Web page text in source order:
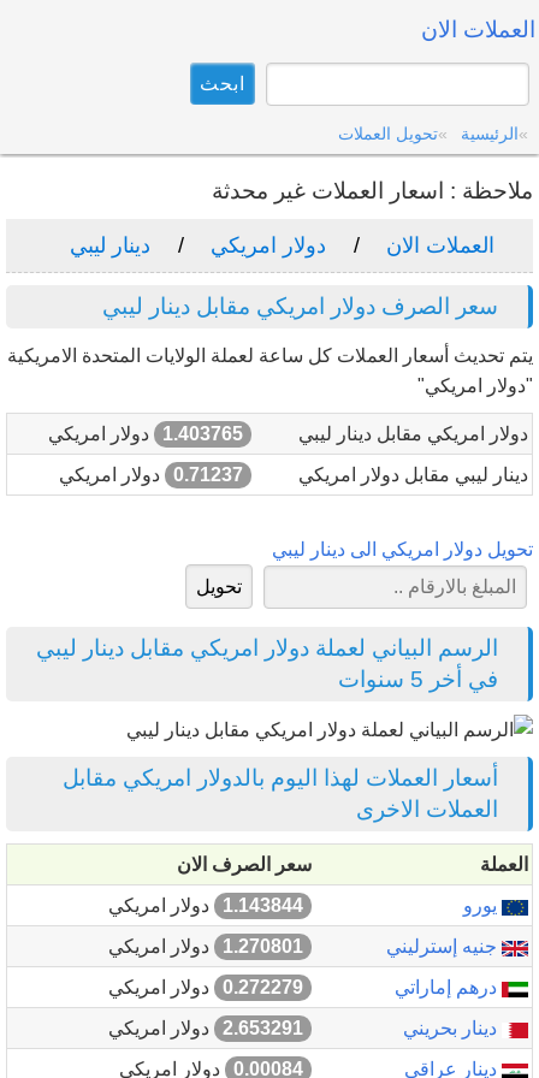
العملات الان
الرئيسية تحويل العملات
ملاحظة : اسعار العملات غير محدثة
العملات الان دولار امريكي دينار ليبي
سعر الصرف دولار امريكي مقابل دينار ليبي
يتم تحديث أسعار العملات كل ساعة لعملة الولايات المتحدة الامريكية
"دولار امريكي"
دولار امريكي مقابل دينار ليبي 1.403765
دولار امريكي
دينار ليبي مقابل دولار امريكي
0.71237 دولار امريكي
تحويل دولار امريكي الى دينار ليبي
الرسم البياني لعملة دولار امريكي مقابل دينار ليبي
في أخر 5 سنوات
أسعار العملات لهذا اليوم بالدولار امريكي مقابل
العملات الاخرى
العملة
سعر الصرف الان
يورو
1.143844
دولار امريكي
جنيه إسترليني
1.270801
دولار امريكي
درهم إماراتي
0.272279
دولار امريكي
دينار بحريني
2.653291
دولار امريكي
دينار عراقي
0.00084 دولار امريكي